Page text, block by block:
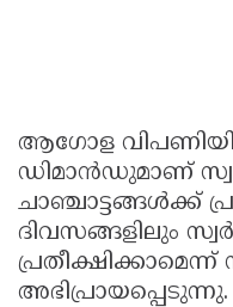
ആഗോള
ഡിമാൻഡുമാണ്
ചാഞ്ചാട്ടങ്ങൾക്ക്
ദിവസങ്ങളിലും